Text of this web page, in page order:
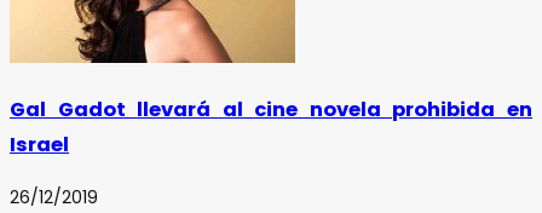
Gal Gadot llevará al cine novela prohibida en
Israel
26/12/2019